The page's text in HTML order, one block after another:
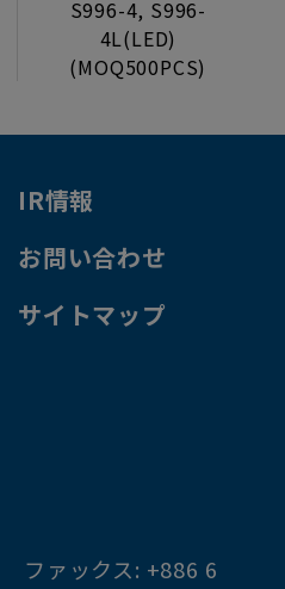
S996-4, S996-
4L(LED)
(MOQ500PCS)
IR情報
お問い合わせ
サイトマップ
ファックス: +886 6